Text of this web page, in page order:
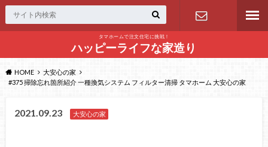
タマホームで注文住宅に挑戦！
ハッピーライフな家造り問い合わせ
HOME
大安心の家
#375 掃除忘れ箇所紹介 一種換気システム フィルター清掃 タマホーム 大安心の家
2021.09.23 大安心の家